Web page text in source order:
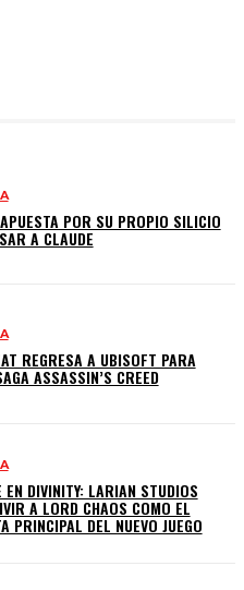
POR SU PROPIO SILICIO
A CLAUDE
REGRESA A UBISOFT PARA
ASSASSIN’S CREED
EN DIVINITY: LARIAN STUDIOS
A LORD CHAOS COMO EL
PRINCIPAL DEL NUEVO JUEGO